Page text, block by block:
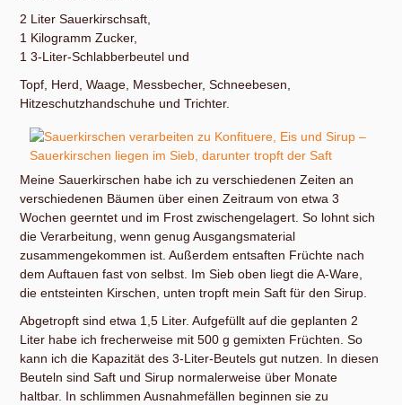
2 Liter Sauerkirschsaft,
1 Kilogramm Zucker,
1 3-Liter-Schlabberbeutel und
Topf, Herd, Waage, Messbecher, Schneebesen,
Hitzeschutzhandschuhe und Trichter.
Meine Sauerkirschen habe ich zu verschiedenen Zeiten an
verschiedenen Bäumen über einen Zeitraum von etwa 3
Wochen geerntet und im Frost zwischengelagert. So lohnt sich
die Verarbeitung, wenn genug Ausgangsmaterial
zusammengekommen ist. Außerdem entsaften Früchte nach
dem Auftauen fast von selbst. Im Sieb oben liegt die A-Ware,
die entsteinten Kirschen, unten tropft mein Saft für den Sirup.
Abgetropft sind etwa 1,5 Liter. Aufgefüllt auf die geplanten 2
Liter habe ich frecherweise mit 500 g gemixten Früchten. So
kann ich die Kapazität des 3-Liter-Beutels gut nutzen. In diesen
Beuteln sind Saft und Sirup normalerweise über Monate
haltbar. In schlimmen Ausnahmefällen beginnen sie zu